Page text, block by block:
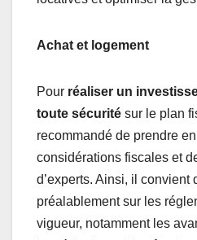
Achat et logement
Pour réaliser un
toute sécurité sur le plan
recommandé de prendre
considérations fiscales et
d’experts. Ainsi, il convient
préalablement sur les
vigueur, notamment les